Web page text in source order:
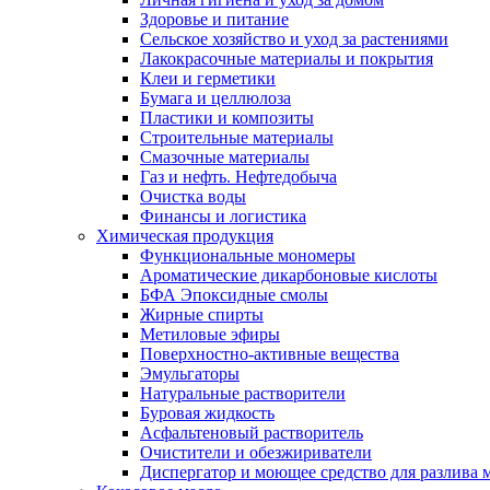
Здоровье и питание
Сельское хозяйство и уход за растениями
Лакокрасочные материалы и покрытия
Клеи и герметики
Бумага и целлюлоза
Пластики и композиты
Строительные материалы
Смазочные материалы
Газ и нефть. Нефтедобыча
Очистка воды
Финансы и логистика
Химическая продукция
Функциональные мономеры
Ароматические дикарбоновые кислоты
БФА Эпоксидные смолы
Жирные спирты
Метиловые эфиры
Поверхностно-активные вещества
Эмульгаторы
Натуральные растворители
Буровая жидкость
Асфальтеновый растворитель
Очистители и обезжириватели
Диспергатор и моющее средство для разлива